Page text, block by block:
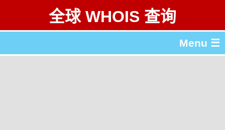
全球 WHOIS 查询
Menu ☰